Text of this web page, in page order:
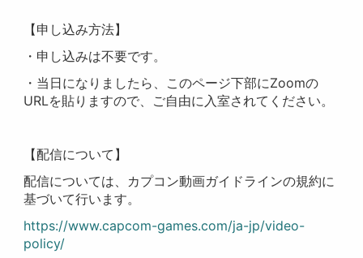
【申し込み方法】
・申し込みは不要です。
・当日になりましたら、このページ下部にZoomの
URLを貼りますので、ご自由に入室されてください。
【配信について】
配信については、カプコン動画ガイドラインの規約に
基づいて行います。
https://www.capcom-games.com/ja-jp/video-
policy/